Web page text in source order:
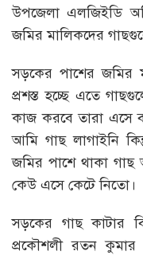
উপজেলা এলজিইডি
জমির মালিকদের
সড়কের পাশের জমির
প্রশস্ত হচ্ছে এতে
কাজ করবে তারা এসে
আমি গাছ লাগাইনি
জমির পাশে থাকা
কেউ এসে কেটে নিতো।
সড়কের গাছ কাটার
প্রকৌশলী রতন কুমার